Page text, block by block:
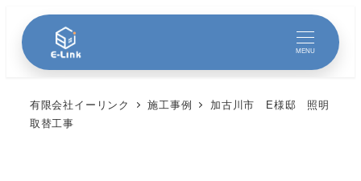
MENU
有限会社イーリンク 施工事例
加古川市 E様邸 照明
取替工事